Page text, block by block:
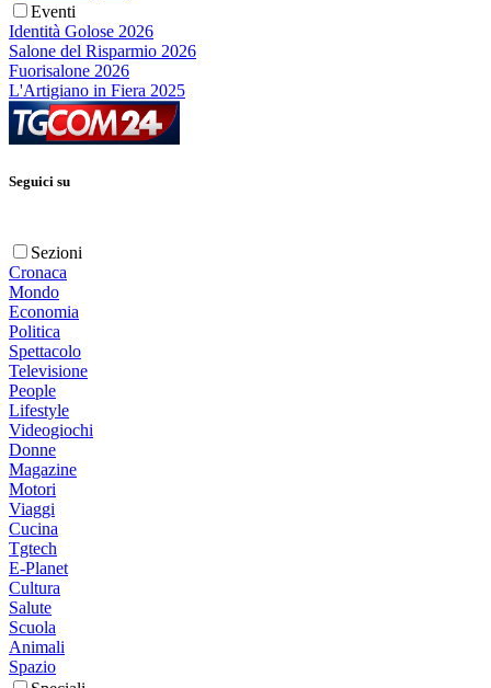
Eventi
Identità Golose 2026
Salone del Risparmio 2026
Fuorisalone 2026
L'Artigiano in Fiera 2025
Seguici su
Sezioni
Cronaca
Mondo
Economia
Politica
Spettacolo
Televisione
People
Lifestyle
Videogiochi
Donne
Magazine
Motori
Viaggi
Cucina
Tgtech
E-Planet
Cultura
Salute
Scuola
Animali
Spazio